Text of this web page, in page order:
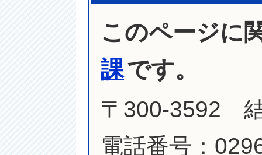
このページに
課です。
〒300-3592
電話番号：